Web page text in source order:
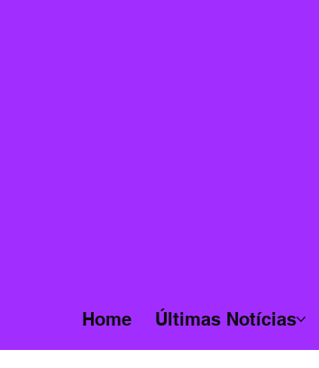
Home Últimas Notícias